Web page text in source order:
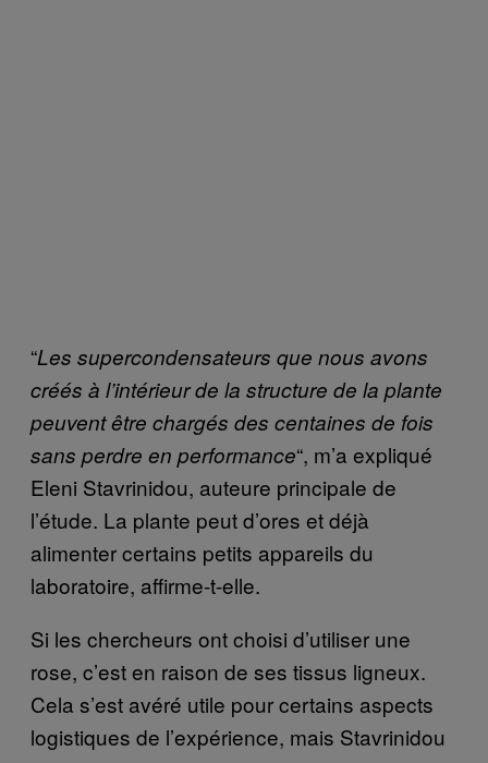
“Les supercondensateurs que nous avons
créés à l’intérieur de la structure de la plante
peuvent être chargés des centaines de fois
sans perdre en performance“, m’a expliqué
Eleni Stavrinidou, auteure principale de
l’étude. La plante peut d’ores et déjà
alimenter certains petits appareils du
laboratoire, affirme-t-elle.
Si les chercheurs ont choisi d’utiliser une
rose, c’est en raison de ses tissus ligneux.
Cela s’est avéré utile pour certains aspects
logistiques de l’expérience, mais Stavrinidou